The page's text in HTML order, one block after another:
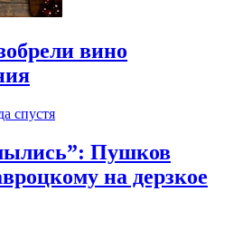
вино
спустя
Пушков
на дерзкое